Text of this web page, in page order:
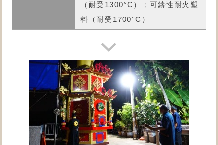
（耐受1300°C）；可鑄性耐火塑
料（耐受1700°C）